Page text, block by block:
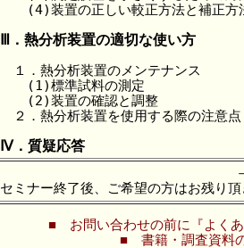
(4)装置の正しい較正方法と補正方
Ⅲ．熱分析装置の適切な使い方
１．熱分析装置のメンテナンス
(1)標準試料の測定
(2)装置の確認と調整
２．熱分析装置を使用する際の注意点
Ⅳ．質疑応答
セミナー終了後、ご希望の方はお残り
■ お問い合わせの前に『よく
■ 書籍・調査資料